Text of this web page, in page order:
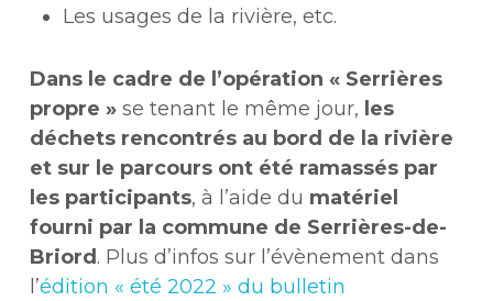
Les usages de la rivière, etc.
Dans le cadre de l’opération « Serrières
propre »se tenant le même jour, les
déchets rencontrés au bord de la rivière
et sur le parcours ont été ramassés par
les participants, à l’aide du matériel
fourni par la commune de Serrières-de-
Briord . Plus d’infos sur l’évènement dans
l’édition « été 2022 » du bulletin